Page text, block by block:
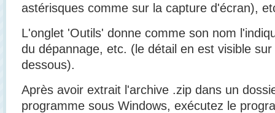
astérisques comme sur la capture d'écran),
L'onglet 'Outils' donne comme son nom
du dépannage, etc. (le détail en est visible
dessous).
Après avoir extrait l'archive .zip dans un
programme sous Windows, exécutez le